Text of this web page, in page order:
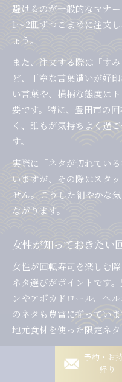
避けるのが一般的なマナ
1～2皿ずつこまめに注文
ょう。
また、注文する際は「す
ど、丁寧な言葉遣いが好
い言葉や、横柄な態度は
要です。特に、豊田市の
く、誰もが気持ちよく過
す。
実際に「ネタが切れてい
いますが、その際はスタ
せん。こうした細やかな
ながります。
女性が知っておきたい
女性が回転寿司を楽しむ
ネタ選びがポイントです
ンやアボカドロール、ヘ
のネタも豊富に揃ってい
地元食材を使った限定ネ
また、ランチタイムや女
長居しすぎず適度な時間
予約・お
帰り
岡崎稲熊店